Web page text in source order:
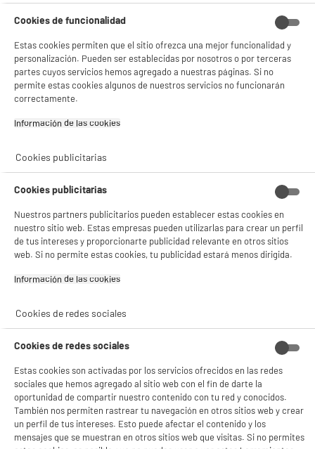
estadísticas anónimas basadas en tu navegación. Puedes oponerte a su uso
gestionando sus cookies.
¡Buena visita!
Gestionar cookies
Cookies de funcionalidad
Estas cookies permiten que el sitio ofrezca una mejor funcionalidad y
personalización. Pueden ser establecidas por nosotros o por terceras
partes cuyos servicios hemos agregado a nuestras páginas. Si no
permite estas cookies algunos de nuestros servicios no funcionarán
correctamente.
Información de las cookies‎
Cookies publicitarias
Cookies publicitarias
Nuestros partners publicitarios pueden establecer estas cookies en
nuestro sitio web. Estas empresas pueden utilizarlas para crear un perfil
de tus intereses y proporcionarte publicidad relevante en otros sitios
web. Si no permite estas cookies, tu publicidad estará menos dirigida.
Información de las cookies‎
Cookies de redes sociales
Cookies de redes sociales
Estas cookies son activadas por los servicios ofrecidos en las redes
sociales que hemos agregado al sitio web con el fin de darte la
oportunidad de compartir nuestro contenido con tu red y conocidos.
También nos permiten rastrear tu navegación en otros sitios web y crear
un perfil de tus intereses. Esto puede afectar el contenido y los
mensajes que se muestran en otros sitios web que visitas. Si no permites